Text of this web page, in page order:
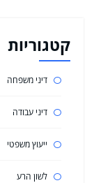
קטגוריות
דיני משפחה
דיני עבודה
ייעוץ משפטי
לשון הרע